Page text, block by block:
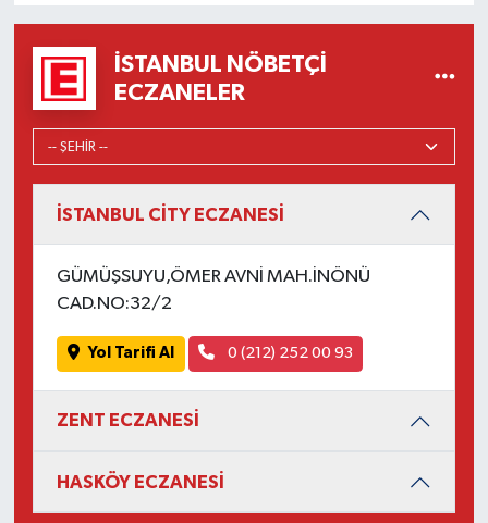
İSTANBUL NÖBETÇI
ECZANELER
İSTANBUL CİTY ECZANESİ
GÜMÜŞSUYU,ÖMER AVNİ MAH.İNÖNÜ
CAD.NO:32/2
Yol Tarifi Al 0 (212) 252 00 93
ZENT ECZANESİ
HASKÖY ECZANESİ